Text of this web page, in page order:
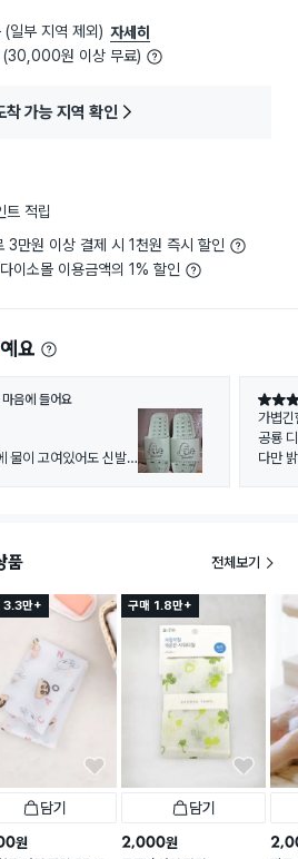
일부 지역 제외) 자세히
원 이상 무료)
착 가능 지역 확인
트 적립
3만원 이상 결제 시 1천원 즉시 할인
이소몰 이용금액의 1% 할인
예요
마음에 들어요
물이 고여있어도 신발
별점 5
가볍긴
공룡
다만
품 전체보기
3.3만+
담기
원
구매 1.8만+
담기
2,000원